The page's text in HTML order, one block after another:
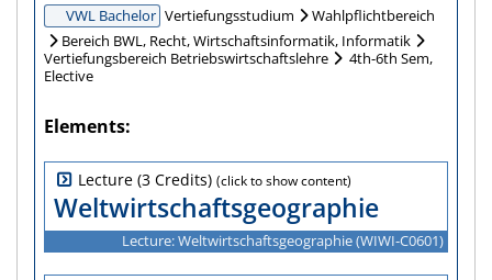
VWL Bachelor Vertiefungsstudium
Wahlpflichtbereich
Bereich BWL, Recht, Wirtschaftsinformatik, Informatik
Vertiefungsbereich Betriebswirtschaftslehre
4th-6th Sem,
Elective
Elements
Lecture (3 Credits)
Weltwirtschaftsgeographie
Lecture: Weltwirtschaftsgeographie (WIWI‑C0601)